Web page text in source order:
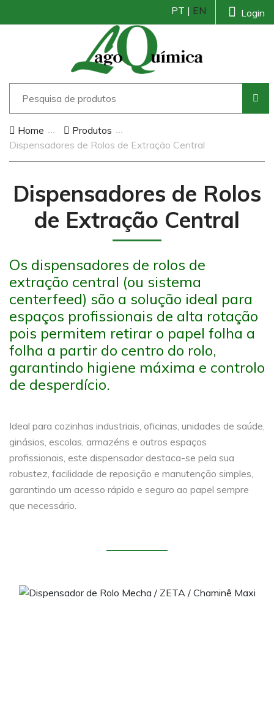
Login
PT | EN
Home
Produtos
Dispensadores de Rolos de Extração Central
Dispensadores de Rolos
de Extração Central
Os dispensadores de rolos de
extração central (ou sistema
centerfeed) são a solução ideal para
espaços profissionais de alta rotação
pois permitem retirar o papel folha a
folha a partir do centro do rolo,
garantindo higiene máxima e controlo
de desperdício.
Ideal para cozinhas industriais, oficinas, unidades de saúde,
ginásios, escolas, armazéns e outros espaços
profissionais, este dispensador destaca-se pela sua
robustez, facilidade de reposição e manutenção simples,
garantindo um acesso rápido e seguro ao papel sempre
que necessário.